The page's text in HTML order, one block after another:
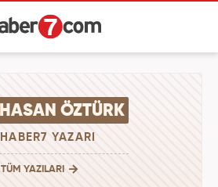
HASAN ÖZTÜRK
HABER7 YAZARI
TÜM YAZILARI